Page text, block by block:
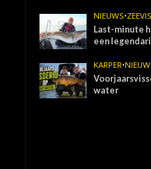
NIEUWS•ZEEVIS
Last-minute
een
KARPER•
water